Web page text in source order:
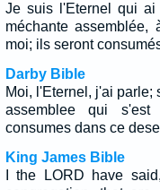
Je suis l'Eternel qui
méchante
moi; ils seront
Darby Bible
Moi, l'Eternel, j'ai parle;
assemblee qui
consumes dans ce
King James Bible
I the LORD have